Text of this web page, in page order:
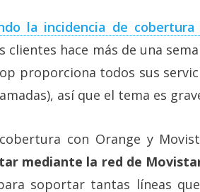
la incidencia de cobertura
hace más de una
proporciona todos sus
así que el tema es
con Orange y
mediante la red de
soportar tantas líneas